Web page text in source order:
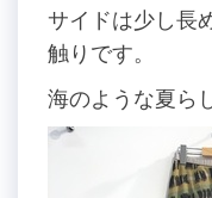
サイドは少し長
触りです。
海のような夏ら